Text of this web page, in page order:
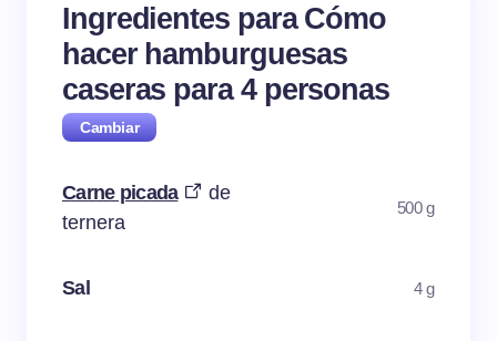
Ingredientes para Cómo
hacer hamburguesas
caseras para4 personas
Carne picada
de
ternera
500 g
Sal 4 g